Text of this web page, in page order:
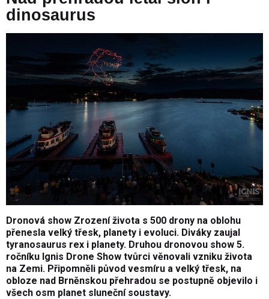
dinosaurus
Dronová show Zrození života s 500 drony na oblohu
přenesla velký třesk, planety i evoluci. Diváky zaujal
tyranosaurus rex i planety. Druhou dronovou show 5.
ročníku Ignis Drone Show tvůrci věnovali vzniku života
na Zemi. Připomněli původ vesmíru a velký třesk, na
obloze nad Brněnskou přehradou se postupně objevilo i
všech osm planet sluneční soustavy.